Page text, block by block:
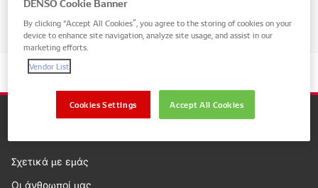
Επιλογή μοντέλου
Σχετικά με εμάς
Οι άνθρωποί μας
By clicking “Accept All Cookies”, you agree to the storing of cookies on your
device to enhance site navigation, analyze site usage, and assist in our
marketing efforts.
Vendor List
Accept All Cookies
Cookies Settings